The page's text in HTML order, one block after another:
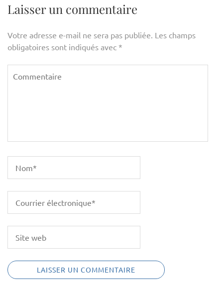
Laisser un commentaire
Votre adresse e-mail ne sera pas publiée. Les champs
obligatoires sont indiqués avec *